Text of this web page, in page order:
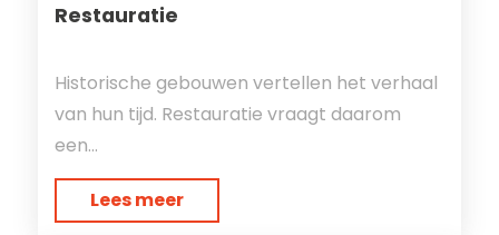
Restauratie
Historische gebouwen vertellen het verhaal
van hun tijd. Restauratie vraagt daarom
een...
Lees meer